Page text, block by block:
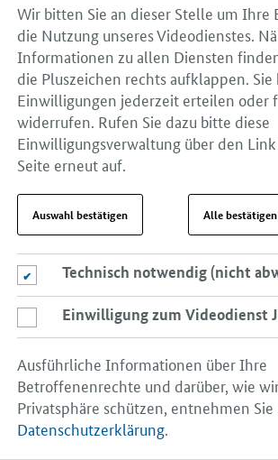
Deutschland zählt weltweit zu den
Rohstoffkonsumenten und ist dabei in
von Importen abhängig.
Schutz der natürlichen Ressourcen,
effiziente Nutzung von Rohstoffen
Wiederverwertung sind daher von
produzierende und verarbeitende
Bundesregierung und Wirtschaft sind
ist, ihren Bedarf an Rohstoffen
Bundesregierung unterstützt diese
zahlreiche in ihrer Rohstoffstrategie
Maßnahmen.
Mehr zur Rohstoffpolitik erfahren Sie
Vor dem Hintergrund der
fossiler Ressourcen kommt der
Wir bitten Sie an dieser Stelle um
die Nutzung unseres Videodienstes.
Informationen zu allen Diensten
die Pluszeichen rechts aufklappen.
Einwilligungen jederzeit erteilen oder
widerrufen. Rufen Sie dazu bitte diese
Einwilligungsverwaltung über den
Seite erneut auf.
Auswahl bestätigen Alle bestätigen
Technisch notwendig (nicht
Technisch notwendig (nicht
Einwilligung zum Videodienst JW-
Einwilligung zum Videodienst
Ausführliche Informationen über Ihre
Betroffenenrechte und darüber, wie
Privatsphäre schützen, entnehmen
Datenschutzerklärung.